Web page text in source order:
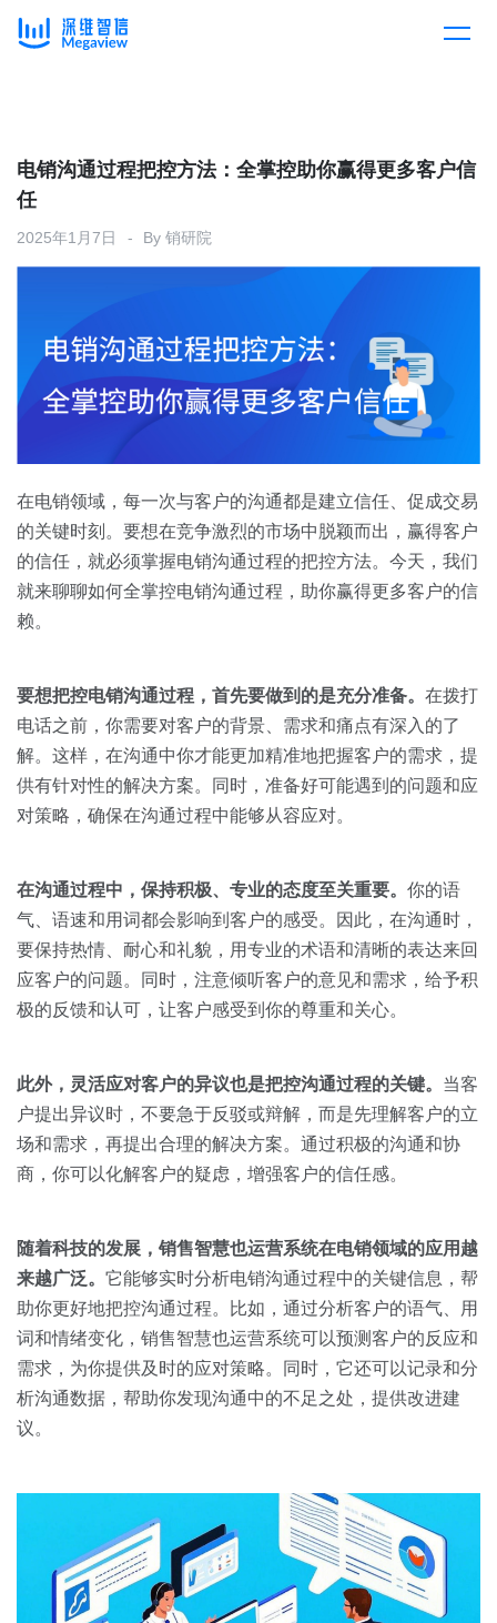
产品总览
产品集成
解决方案
按行业
消费医疗
教育
房地产
金融
销售人员
销售管理
按业务场景
培训辅导
客户案例
定价
资源中心
全部
关于我们
预约演示
电销沟通过程把控方法：全掌控助你赢得更多客户信
任
2025年1月7日 By 销研院
在电销领域，每一次与客户的沟通都是建立信任、促成交易
的关键时刻。要想在竞争激烈的市场中脱颖而出，赢得客户
的信任，就必须掌握电销沟通过程的把控方法。今天，我们
就来聊聊如何全掌控电销沟通过程，助你赢得更多客户的信
赖。
要想把控电销沟通过程，首先要做到的是充分准备。 在拨打
电话之前，你需要对客户的背景、需求和痛点有深入的了
解。这样，在沟通中你才能更加精准地把握客户的需求，提
供有针对性的解决方案。同时，准备好可能遇到的问题和应
对策略，确保在沟通过程中能够从容应对。
在沟通过程中，保持积极、专业的态度至关重要。 你的语
气、语速和用词都会影响到客户的感受。因此，在沟通时，
要保持热情、耐心和礼貌，用专业的术语和清晰的表达来回
应客户的问题。同时，注意倾听客户的意见和需求，给予积
极的反馈和认可，让客户感受到你的尊重和关心。
此外，灵活应对客户的异议也是把控沟通过程的关键。 当客
户提出异议时，不要急于反驳或辩解，而是先理解客户的立
场和需求，再提出合理的解决方案。通过积极的沟通和协
商，你可以化解客户的疑虑，增强客户的信任感。
随着科技的发展，销售智慧也运营系统在电销领域的应用越
来越广泛。 它能够实时分析电销沟通过程中的关键信息，帮
助你更好地把控沟通过程。比如，通过分析客户的语气、用
词和情绪变化，销售智慧也运营系统可以预测客户的反应和
需求，为你提供及时的应对策略。同时，它还可以记录和分
析沟通数据，帮助你发现沟通中的不足之处，提供改进建
议。